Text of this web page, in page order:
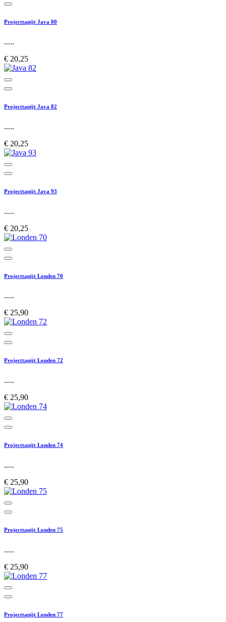
Projecttapijt Java 80
.....
€ 20,25
Projecttapijt Java 82
.....
€ 20,25
Projecttapijt Java 93
.....
€ 20,25
Projecttapijt Londen 70
.....
€ 25,90
Projecttapijt Londen 72
.....
€ 25,90
Projecttapijt Londen 74
.....
€ 25,90
Projecttapijt Londen 75
.....
€ 25,90
Projecttapijt Londen 77